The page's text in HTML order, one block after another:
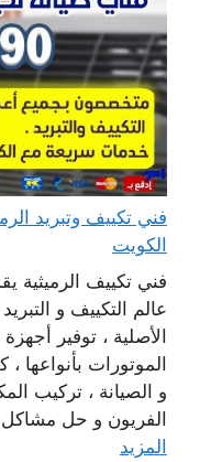
الكويت
فني تكييف
عالم التكييف و
الأصلية ، توفير
الموتورات
و الصيانة ، تركيب
الفريون و حل مشاكل
المزيد